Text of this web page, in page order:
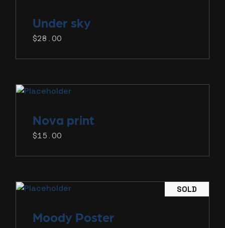
Under sky
$28.00
Nova print
$15.00
SOLD
Moody Poster